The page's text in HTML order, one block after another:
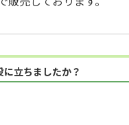
に立ちましたか？